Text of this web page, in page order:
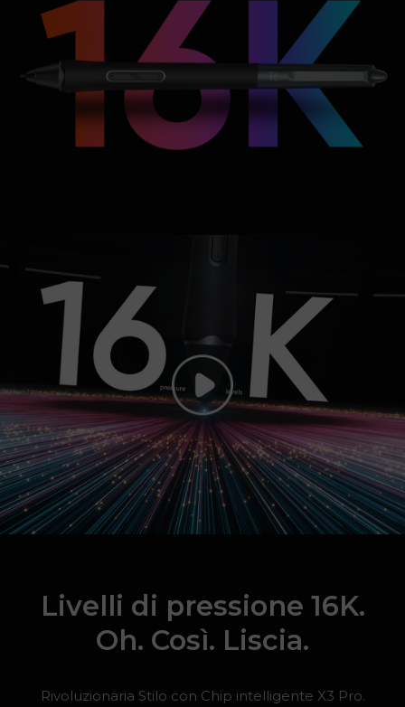
Livelli di pressione 16K.
Oh. Così. Liscia.
Rivoluzionaria Stilo con Chip intelligente X3 Pro.